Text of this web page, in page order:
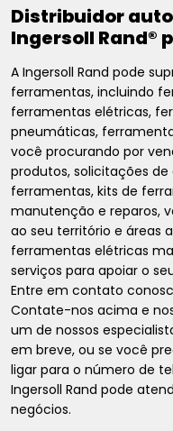
Distribuidor
Ingersoll Rand®
A Ingersoll Rand pode
ferramentas, incluindo
ferramentas elétricas,
pneumáticas,
você procurando por
produtos, solicitações
ferramentas, kits de
manutenção e reparos,
ao seu território e áreas
ferramentas elétricas
serviços para apoiar o
Entre em contato
Contate-nos acima e
um de nossos
em breve, ou se você
ligar para o número de
Ingersoll Rand pode
negócios.